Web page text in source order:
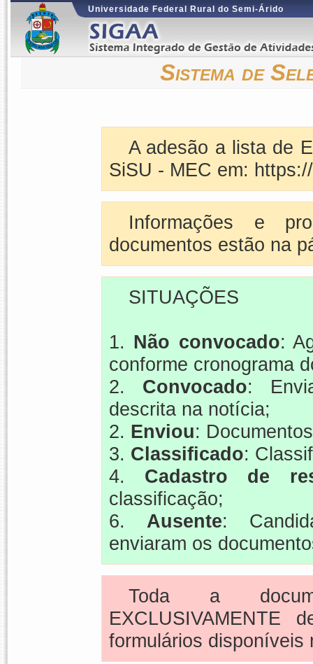
Universidade Federal Rural do Semi-Árido
Sistema de
A adesão a lista de
SiSU - MEC em:
Informações e
documentos estão na
SITUAÇÕES
1. Não convocado:
conforme cronograma
2. Convocado:
descrita na notícia;
2. Enviou:
3. Classificado:
4. Cadastro de
classificação;
6. Ausente:
enviaram os
Toda a
EXCLUSIVAMENTE
formulários disponíveis